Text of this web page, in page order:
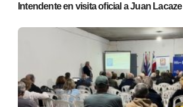
Intendente en visita oficial a Juan Lacaze